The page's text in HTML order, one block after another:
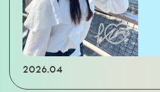
2026.04